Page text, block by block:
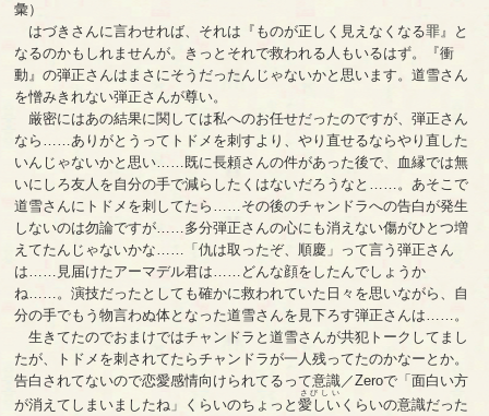
彙）
はづきさんに言わせれば、それは『ものが正しく見えなくなる罪』と
なるのかもしれませんが。きっとそれで救われる人もいるはず。『衝
動』の弾正さんはまさにそうだったんじゃないかと思います。道雪さん
を憎みきれない弾正さんが尊い。
厳密にはあの結果に関しては私へのお任せだったのですが、弾正さん
なら……ありがとうってトドメを刺すより、やり直せるならやり直した
いんじゃないかと思い……既に長頼さんの件があった後で、血縁では無
いにしろ友人を自分の手で減らしたくはないだろうなと……。あそこで
道雪さんにトドメを刺してたら……その後のチャンドラへの告白が発生
しないのは勿論ですが……多分弾正さんの心にも消えない傷がひとつ増
えてたんじゃないかな……「仇は取ったぞ、順慶」って言う弾正さん
は……見届けたアーマデル君は……どんな顔をしたんでしょうか
ね……。演技だったとしても確かに救われていた日々を思いながら、自
分の手でもう物言わぬ体となった道雪さんを見下ろす弾正さんは……。
生きてたのでおまけではチャンドラと道雪さんが共犯トークしてまし
たが、トドメを刺されてたらチャンドラが一人残ってたのかなーとか。
告白されてないので恋愛感情向けられてるって意識／Zeroで「面白い方
が消えてしまいましたね」くらいのちょっと愛しい
さびしい
くらいの意識だった